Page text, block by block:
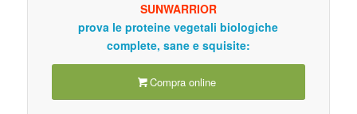
SUNWARRIOR
prova le proteine vegetali biologiche
complete, sane e squisite:
Compra online